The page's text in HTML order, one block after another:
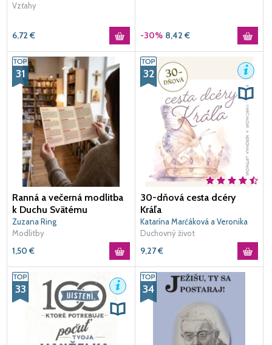
Vzťahy
6,72 € -30% 8,42 €
31
Ranná a večerná modlitba
k Duchu Svätému
Zuzana Ring
Modlitby
1,50 €
32
30-dňová cesta dcéry
Kráľa
Katarína Marčáková a Veronika
Liptáková
Duchovný život
9,27€
33 34